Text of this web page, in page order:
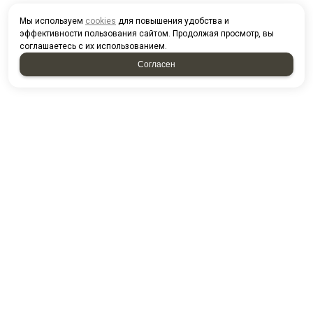
Мы используем cookies для повышения удобства и
эффективности пользования сайтом. Продолжая просмотр, вы
соглашаетесь с их использованием.
Согласен